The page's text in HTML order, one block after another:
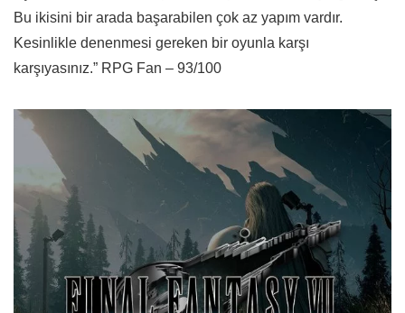
Bu ikisini bir arada başarabilen çok az yapım vardır.
Kesinlikle denenmesi gereken bir oyunla karşı
karşıyasınız.” RPG Fan – 93/100